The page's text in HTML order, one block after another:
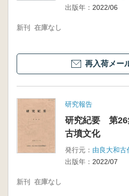
出版年： 2022/06
新刊 在庫なし
再入荷メー
研究報告
研究紀要 第
古墳文化
発行元： 由良大和古
出版年： 2022/07
新刊 在庫なし